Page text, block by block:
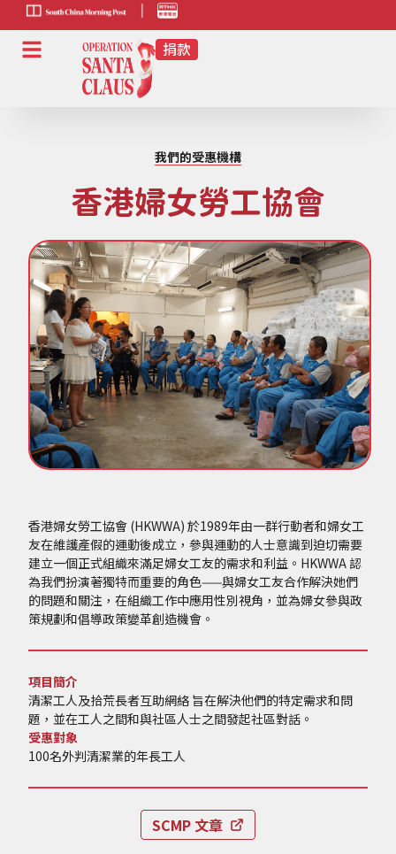
HK-
radio-
link
我們的受惠機構
香港婦女勞工協會
香港婦女勞工協會 (HKWWA) 於1989年由一群行動者和婦女工
友在維護產假的運動後成立，參與運動的人士意識到迫切需要
建立一個正式組織來滿足婦女工友的需求和利益。HKWWA 認
為我們扮演著獨特而重要的角色——與婦女工友合作解決她們
的問題和關注，在組織工作中應用性別視角，並為婦女參與政
策規劃和倡導政策變革創造機會。
項目簡介
清潔工人及拾荒長者互助網絡 旨在解決他們的特定需求和問
題，並在工人之間和與社區人士之間發起社區對話。
受惠對象
100名外判清潔業的年長工人
SCMP 文章